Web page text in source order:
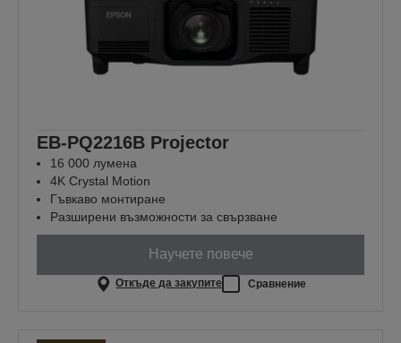
EB-PQ2216B Projector
16 000 лумена
4K Crystal Motion
Гъвкаво монтиране
Разширени възможности за свързване
Научете повече
Откъде да закупите Сравнение